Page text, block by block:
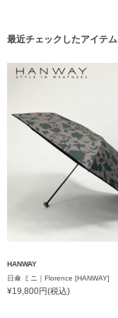
最近チェックしたアイテム
HANWAY
日傘 ミニ｜Florence [HANWAY]
¥19,800円(税込)